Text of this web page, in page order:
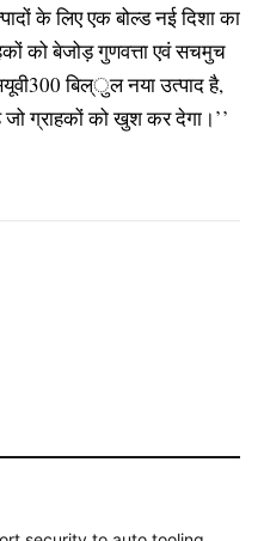
के लिए एक बोल्ड नई दिशा का
को बेजोड़ गुणवत्ता एवं सचमुच
बिल्ुल नया उत्पाद है,
जो ग्राहकों को खुश कर देगा।’’